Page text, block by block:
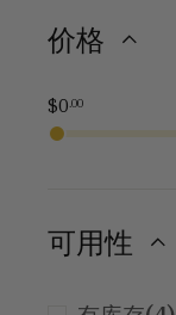
价格
$0 .00
可用性